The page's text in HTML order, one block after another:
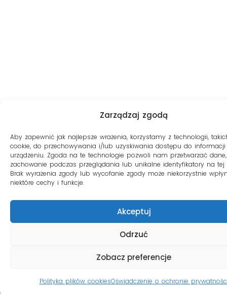
Zarządzaj zgodą
Aby zapewnić jak najlepsze wrażenia, korzystamy z technologii,
cookie, do przechowywania i/lub uzyskiwania dostępu do
urządzeniu. Zgoda na te technologie pozwoli nam przetwarzać
zachowanie podczas przeglądania lub unikalne identyfikatory na tej
Brak wyrażenia zgody lub wycofanie zgody może niekorzystnie
niektóre cechy i funkcje.
Akceptuj
Odrzuć
Zobacz preferencje
Polityka plików cookiesOświadczenie o ochronie